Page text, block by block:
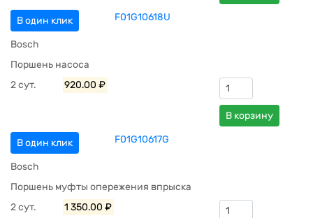
В один клик F01G10618U
Bosch
Поршень насоса
2 сут.
920.00 ₽
В корзину
В один клик F01G10617G
Bosch
Поршень муфты опережения впрыска
2 сут.
1 350.00 ₽